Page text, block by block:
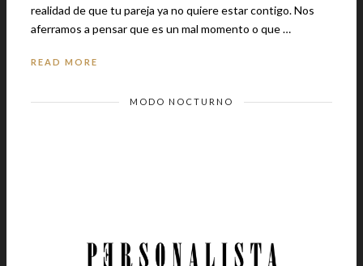
realidad de que tu pareja ya no quiere estar contigo. Nos
aferramos a pensar que es un mal momento o que …
READ MORE
MODO NOCTURNO